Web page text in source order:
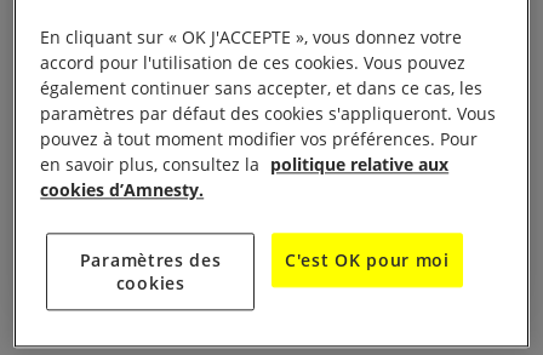
16 avril, 2026
Burkina Faso. La dissolution de plus d’une
centaine d’ONG et d’associations témoigne de
l’intensification de la répression à l’encontre
BURKINA FASO DROIT DE MANIFESTER
En cliquant sur « OK J'ACCEPTE », vous donnez votre
accord pour l'utilisation de ces cookies. Vous pouvez
également continuer sans accepter, et dans ce cas, les
paramètres par défaut des cookies s'appliqueront. Vous
pouvez à tout moment modifier vos préférences. Pour
en savoir plus, consultez la politique relative aux
cookies d’Amnesty.
Paramètres des
cookies
C'est OK pour moi